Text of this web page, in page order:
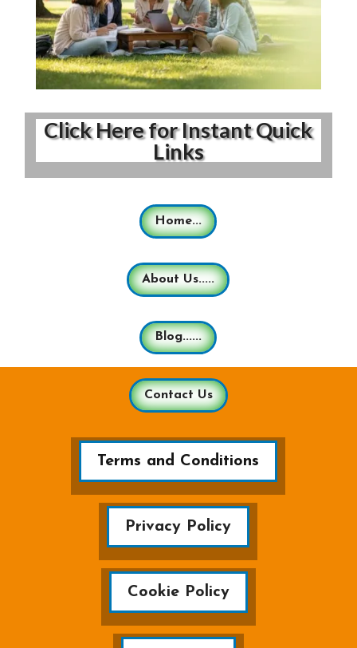
Click Here for Instant Quick
Links
Home...
About Us.....
Blog......
Contact Us
Terms and Conditions
Privacy Policy
Cookie Policy